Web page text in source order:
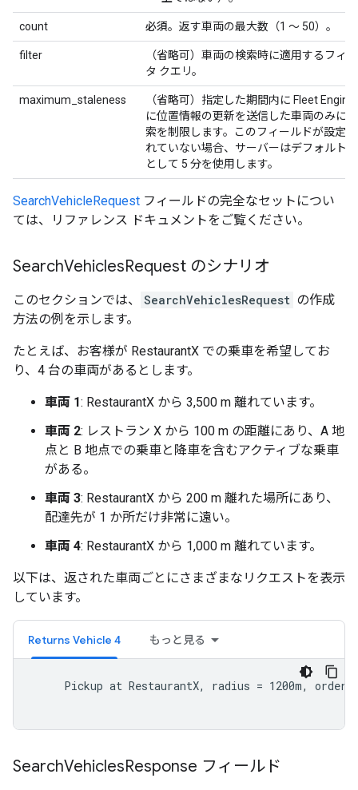
count 必須。返す車両の最大数（1 ～ 50）。
filter （省略可） 車両の検索時に適用するフィル
タ クエリ。
maximum_staleness （省略可） 指定した期間内に Fleet Engine
に位置情報の更新を送信した車両のみに検
索を制限します。このフィールドが設定さ
れていない場合、サーバーはデフォルト値
として 5 分を使用します。
SearchVehicleRequest フィールドの完全なセットについ
ては、リファレンス ドキュメントをご覧ください。
SearchVehiclesRequest のシナリオ
このセクションでは、 SearchVehiclesRequest の作成
方法の例を示します。
たとえば、お客様が RestaurantX での乗車を希望してお
り、4 台の車両があるとします。
車両 1: RestaurantX から 3,500 m 離れています。
車両 2: レストラン X から 100 m の距離にあり、A 地
点と B 地点での乗車と降車を含むアクティブな乗車
がある。
車両 3: RestaurantX から 200 m 離れた場所にあり、
配達先が 1 か所だけ非常に遠い。
車両 4: RestaurantX から 1,000 m 離れています。
以下は、返された車両ごとにさまざまなリクエストを表示
しています。
Returns Vehicle 4 もっと見る
Pickup at RestaurantX, radius = 1200m, order
SearchVehiclesResponse フィールド